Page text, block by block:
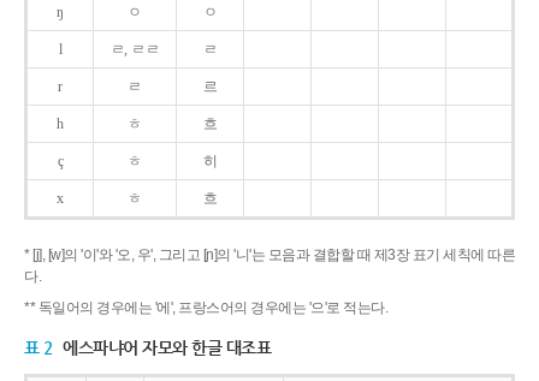
ŋ ㅇ ㅇ
l ㄹ, ㄹㄹ ㄹ
r ㄹ 르
h ㅎ 흐
ç ㅎ 히
x ㅎ 흐
* [j], [w]의 '이'와 '오, 우', 그리고 [ɲ]의 '니'는 모음과 결합할 때 제3장 표기 세칙에 따른
다.
** 독일어의 경우에는 '에', 프랑스어의 경우에는 '으'로 적는다.
표 2 에스파냐어 자모와 한글 대조표